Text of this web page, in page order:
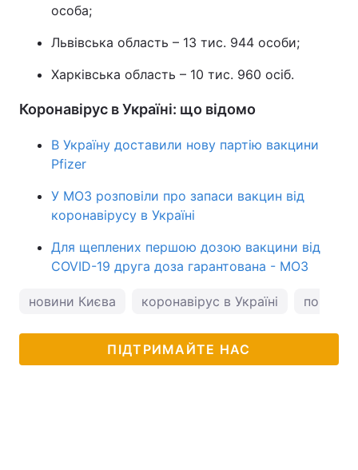
особа;
Львівська область – 13 тис. 944 особи;
Харківська область – 10 тис. 960 осіб.
Коронавірус в Україні: що відомо
В Україну доставили нову партію вакцини
Pfizer
У МОЗ розповіли про запаси вакцин від
коронавірусу в Україні
Для щеплених першою дозою вакцини від
COVID-19 друга доза гарантована - МОЗ
новини Києва коронавірус в Україні погода
ПІДТРИМАЙТЕ НАС